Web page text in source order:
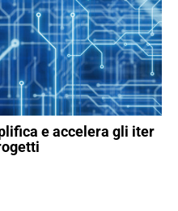
e accelera gli iter